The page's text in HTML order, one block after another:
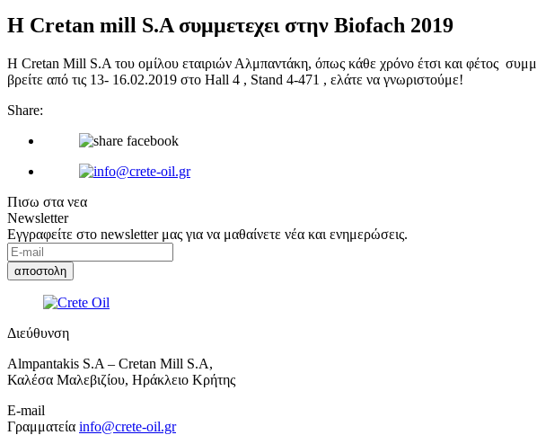
Η Cretan mill S.A συμμετεχει στην Biofach 2019
H Cretan Mill S.A του ομίλου εταιριών Αλμπαντάκη, όπως κάθε χρόνο έτσι και φέτος
βρείτε από τις 13- 16.02.2019 στο Hall 4 , Stand 4-471 , ελάτε να γνωριστούμε!
Share:
Πισω στα νεα
Newsletter
Εγγραφείτε στο newsletter μας για να μαθαίνετε νέα και ενημερώσεις.
Διεύθυνση
Almpantakis S.A – Cretan Mill S.A,
Καλέσα Μαλεβιζίου, Ηράκλειο Κρήτης
E-mail
Γραμματεία info@crete-oil.gr